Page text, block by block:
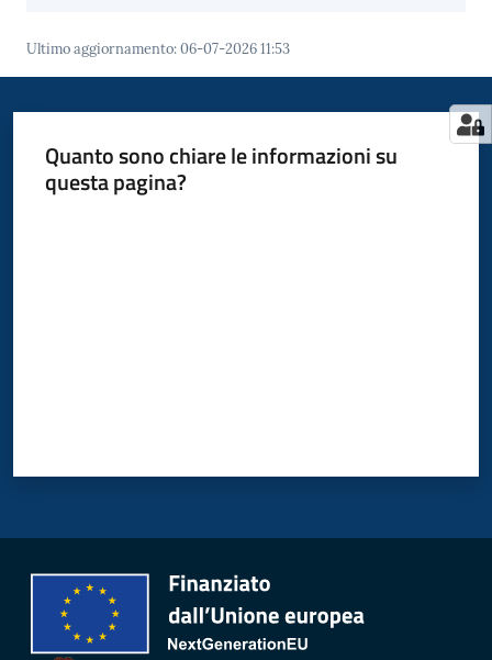
Ultimo aggiornamento:06-07-2026 11:53
Quanto sono chiare le informazioni su
questa pagina?